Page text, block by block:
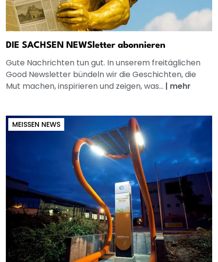
DIE SACHSEN NEWSletter abonnieren
Gute Nachrichten tun gut. In unserem freitäglichen
Good Newsletter bündeln wir die Geschichten, die
Mut machen, inspirieren und zeigen, was... | mehr
MEISSEN NEWS